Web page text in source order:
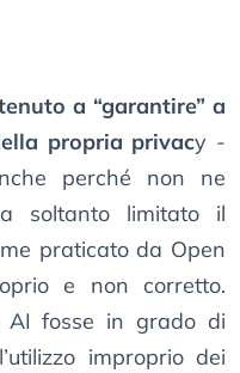
a “garantire” a
propria privacy -
perché non ne
soltanto limitato il
praticato da Open
e non corretto.
AI fosse in grado di
improprio dei